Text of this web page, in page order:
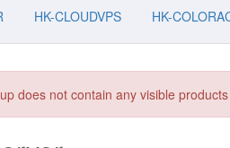
HK-CLOUDVPS HK-
does not contain any visible products